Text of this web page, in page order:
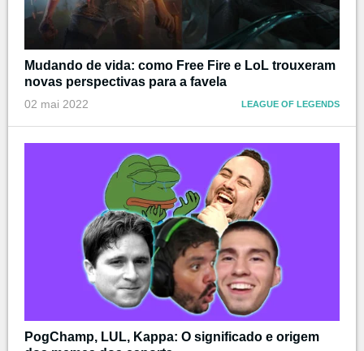
Mudando de vida: como Free Fire e LoL trouxeram
novas perspectivas para a favela
02 mai 2022 LEAGUE OF LEGENDS
PogChamp, LUL, Kappa: O significado e origem